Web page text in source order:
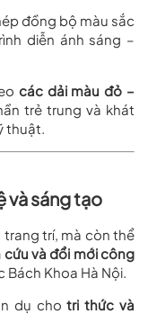
đồng bộ màu sắc
diễn ánh sáng –
các dải màu đỏ –
trẻ trung và khát
thuật.
và sáng tạo
trí, mà còn thể
và đổi mới công
Khoa Hà Nội.
dụ chotri thức và